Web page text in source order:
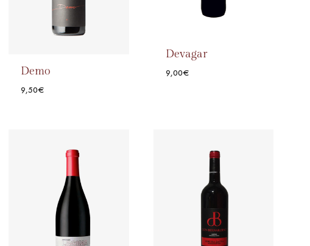
Demo
9,50€
Devagar
9,00€